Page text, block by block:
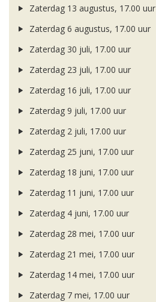
Zaterdag 13 augustus, 17.00 uur
Zaterdag 6 augustus, 17.00 uur
Zaterdag 30 juli, 17.00 uur
Zaterdag 23 juli, 17.00 uur
Zaterdag 16 juli, 17.00 uur
Zaterdag 9 juli, 17.00 uur
Zaterdag 2 juli, 17.00 uur
Zaterdag 25 juni, 17.00 uur
Zaterdag 18 juni, 17.00 uur
Zaterdag 11 juni, 17.00 uur
Zaterdag 4 juni, 17.00 uur
Zaterdag 28 mei, 17.00 uur
Zaterdag 21 mei, 17.00 uur
Zaterdag 14 mei, 17.00 uur
Zaterdag 7 mei, 17.00 uur